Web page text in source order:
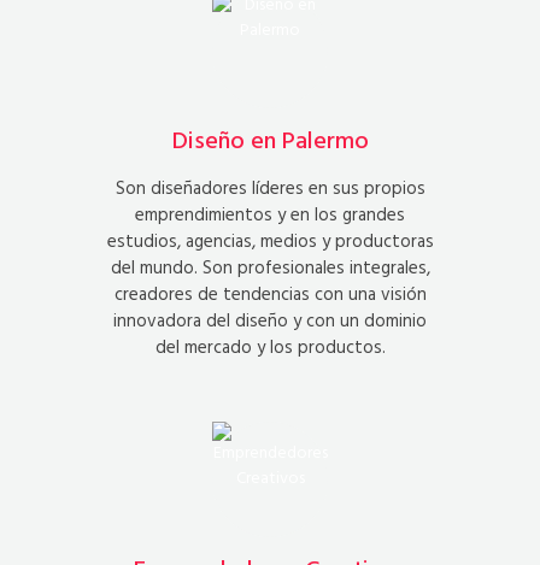
Diseño en Palermo
Son diseñadores líderes en sus propios
emprendimientos y en los grandes
estudios, agencias, medios y productoras
del mundo. Son profesionales integrales,
creadores de tendencias con una visión
innovadora del diseño y con un dominio
del mercado y los productos.